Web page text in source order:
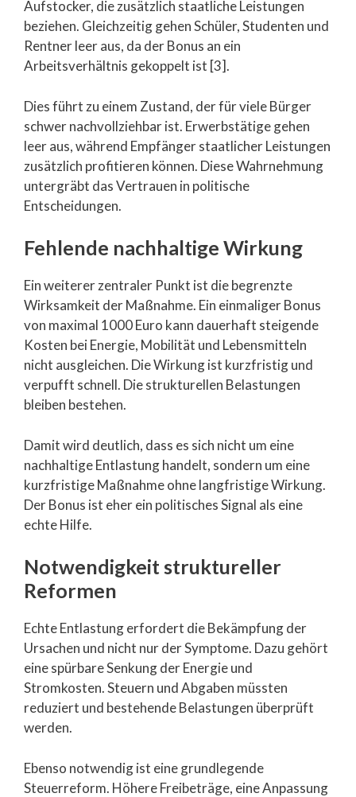
Aufstocker, die zusätzlich staatliche Leistungen
beziehen. Gleichzeitig gehen Schüler, Studenten und
Rentner leer aus, da der Bonus an ein
Arbeitsverhältnis gekoppelt ist [3].
Dies führt zu einem Zustand, der für viele Bürger
schwer nachvollziehbar ist. Erwerbstätige gehen
leer aus, während Empfänger staatlicher Leistungen
zusätzlich profitieren können. Diese Wahrnehmung
untergräbt das Vertrauen in politische
Entscheidungen.
Fehlende nachhaltige Wirkung
Ein weiterer zentraler Punkt ist die begrenzte
Wirksamkeit der Maßnahme. Ein einmaliger Bonus
von maximal 1000 Euro kann dauerhaft steigende
Kosten bei Energie, Mobilität und Lebensmitteln
nicht ausgleichen. Die Wirkung ist kurzfristig und
verpufft schnell. Die strukturellen Belastungen
bleiben bestehen.
Damit wird deutlich, dass es sich nicht um eine
nachhaltige Entlastung handelt, sondern um eine
kurzfristige Maßnahme ohne langfristige Wirkung.
Der Bonus ist eher ein politisches Signal als eine
echte Hilfe.
Notwendigkeit struktureller
Reformen
Echte Entlastung erfordert die Bekämpfung der
Ursachen und nicht nur der Symptome. Dazu gehört
eine spürbare Senkung der Energie und
Stromkosten. Steuern und Abgaben müssten
reduziert und bestehende Belastungen überprüft
werden.
Ebenso notwendig ist eine grundlegende
Steuerreform. Höhere Freibeträge, eine Anpassung